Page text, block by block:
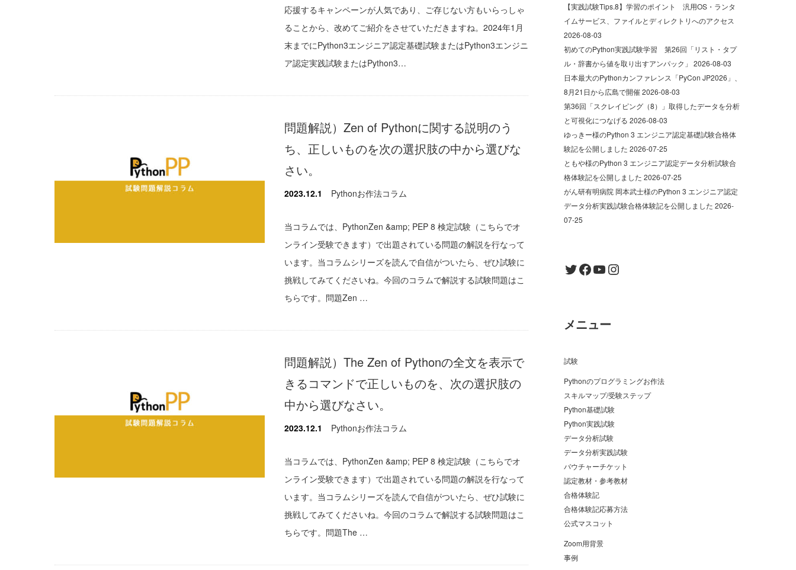
応援するキャンペーンが人気であり、ご存じない方もいらっしゃ
ることから、改めてご紹介をさせていただきますね。2024年1月
末までにPython3エンジニア認定基礎試験またはPython3エンジニ
ア認定実践試験またはPython3…
問題解説）Zen of Pythonに関する説明のう
ち、正しいものを次の選択肢の中から選びな
さい。
2023.12.1 Pythonお作法コラム
当コラムでは、PythonZen &amp; PEP 8 検定試験（こちらでオ
ンライン受験できます）で出題されている問題の解説を行なって
います。当コラムシリーズを読んで自信がついたら、ぜひ試験に
挑戦してみてくださいね。今回のコラムで解説する試験問題はこ
ちらです。問題Zen …
問題解説）The Zen of Pythonの全文を表示で
きるコマンドで正しいものを、次の選択肢の
中から選びなさい。
2023.12.1 Pythonお作法コラム
当コラムでは、PythonZen &amp; PEP 8 検定試験（こちらでオ
ンライン受験できます）で出題されている問題の解説を行なって
います。当コラムシリーズを読んで自信がついたら、ぜひ試験に
挑戦してみてくださいね。今回のコラムで解説する試験問題はこ
ちらです。問題The …
【実践試験Tips.8】学習のポイント 汎用OS・ランタ
イムサービス、ファイルとディレクトリへのアクセス
2026-08-03
初めてのPython実践試験学習 第26回「リスト・タプ
ル・辞書から値を取り出すアンパック」 2026-08-03
日本最大のPythonカンファレンス「PyCon JP2026」、
8月21日から広島で開催2026-08-03
第36回「スクレイピング（8）」取得したデータを分析
と可視化につなげる 2026-08-03
ゆっきー様のPython 3 エンジニア認定基礎試験合格体
験記を公開しました 2026-07-25
ともや様のPython 3 エンジニア認定データ分析試験合
格体験記を公開しました 2026-07-25
がん研有明病院 岡本武士様のPython 3 エンジニア認定
データ分析実践試験合格体験記を公開しました 2026-
07-25
Twitter
Facebook
YouTube
Instagram
メニュー
試験
Pythonのプログラミングお作法
スキルマップ/受験ステップ
Python基礎試験
Python実践試験
データ分析試験
データ分析実践試験
バウチャーチケット
認定教材・参考教材
合格体験記
合格体験記応募方法
公式マスコット
Zoom用背景
事例